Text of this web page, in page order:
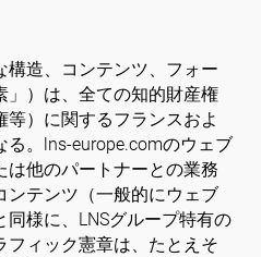
造、コンテンツ、フォー
」）は、全ての知的財産権
等）に関するフランスおよ
る。lns-europe.comのウェブ
他のパートナーとの業務
ンテンツ（一般的にウェブ
様に、LNSグループ特有の
ィック憲章は、たとえそ